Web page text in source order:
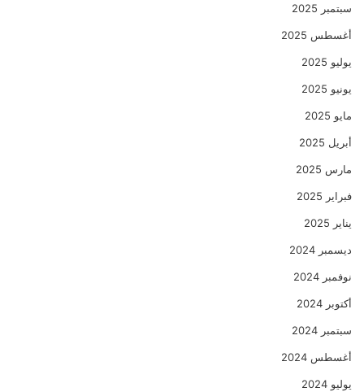
سبتمبر 2025
أغسطس 2025
يوليو 2025
يونيو 2025
مايو 2025
أبريل 2025
مارس 2025
فبراير 2025
يناير 2025
ديسمبر 2024
نوفمبر 2024
أكتوبر 2024
سبتمبر 2024
أغسطس 2024
يوليو 2024